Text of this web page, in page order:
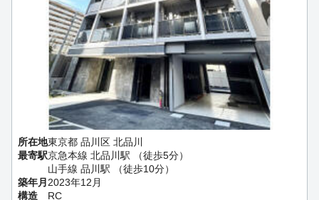
所在地東京都 品川区 北品川
最寄駅京急本線 北品川駅 （徒歩5分）
山手線 品川駅 （徒歩10分）
築年月 2023年12月
構造
RC